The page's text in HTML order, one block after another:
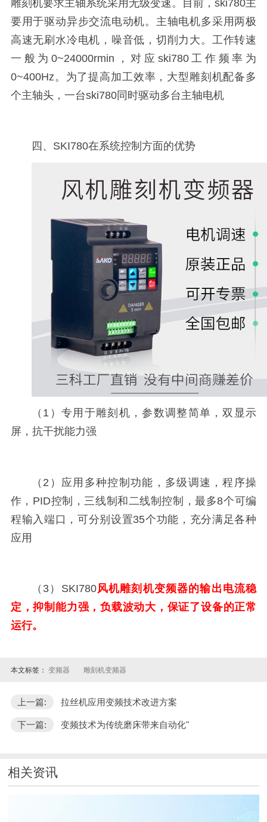
雕刻机要求主轴系统采用无级变速。目前，ski780主
要用于驱动异步交流电动机。主轴电机多采用两极
高速无刷水冷电机，噪音低，切削力大。工作转速
一般为0~24000rmin，对应ski780工作频率为
0~400Hz。为了提高加工效率，大型雕刻机配备多
个主轴头，一台ski780同时驱动多台主轴电机
四、SKI780在系统控制方面的优势
（1）专用于雕刻机，参数调整简单，双显示
屏，抗干扰能力强
（2）应用多种控制功能，多级调速，程序操
作，PID控制，三线制和二线制控制，最多8个可编
程输入端口，可分别设置35个功能，充分满足各种
应用
（3）SKI780风机雕刻机变频器的输出电流稳
定，抑制能力强，负载波动大，保证了设备的正常
运行。
本文标签： 变频器 雕刻机变频器
上一篇: 拉丝机应用变频技术改进方案
下一篇: 变频技术为传统磨床带来自动化"
相关资讯